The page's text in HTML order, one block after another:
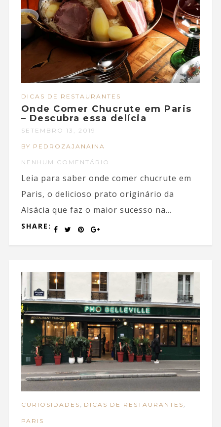
DICAS DE RESTAURANTES
Onde Comer Chucrute em Paris
– Descubra essa delícia
SETEMBRO 13, 2019
BY PEDROZAJANAINA
NENHUM COMENTÁRIO
Leia para saber onde comer chucrute em
Paris, o delicioso prato originário da
Alsácia que faz o maior sucesso na...
SHARE:
CURIOSIDADES , DICAS DE RESTAURANTES ,
PARIS